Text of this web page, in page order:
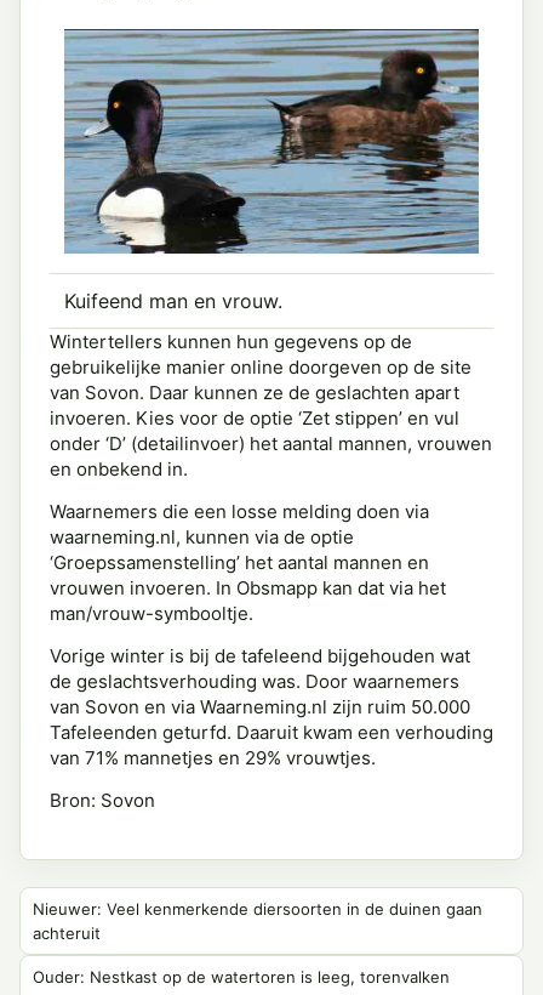
Kuifeend man en vrouw.
Wintertellers kunnen hun gegevens op de
gebruikelijke manier online doorgeven op de site
van Sovon. Daar kunnen ze de geslachten apart
invoeren. Kies voor de optie ‘Zet stippen’ en vul
onder ‘D’ (detailinvoer) het aantal mannen, vrouwen
en onbekend in.
Waarnemers die een losse melding doen via
waarneming.nl, kunnen via de optie
‘Groepssamenstelling’ het aantal mannen en
vrouwen invoeren. In Obsmapp kan dat via het
man/vrouw-symbooltje.
Vorige winter is bij de tafeleend bijgehouden wat
de geslachtsverhouding was. Door waarnemers
van Sovon en via Waarneming.nl zijn ruim 50.000
Tafeleenden geturfd. Daaruit kwam een verhouding
van 71% mannetjes en 29% vrouwtjes.
Bron: Sovon
Nieuwer: Veel kenmerkende diersoorten in de duinen gaan
achteruit
Ouder: Nestkast op de watertoren is leeg, torenvalken